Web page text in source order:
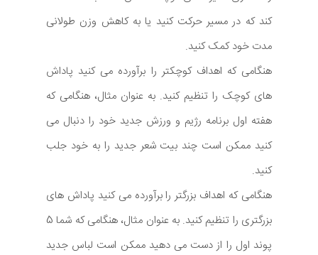
کند که در مسیر حرکت کنید یا به کاهش وزن طولانی
مدت خود کمک کنید.
هنگامی که اهداف کوچکتر را برآورده می کنید پاداش
های کوچک را تنظیم کنید. به عنوان مثال، هنگامی که
هفته اول برنامه رژیم و ورزش جدید خود را دنبال می
کنید ممکن است چند بیت شعر جدید را به خود جلب
کنید.
هنگامی که اهداف بزرگتر را برآورده می کنید پاداش های
بزرگتری را تنظیم کنید. به عنوان مثال، هنگامی که شما 5
پوند اول را از دست می دهید ممکن است لباس جدید